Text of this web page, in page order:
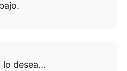
lo desea...